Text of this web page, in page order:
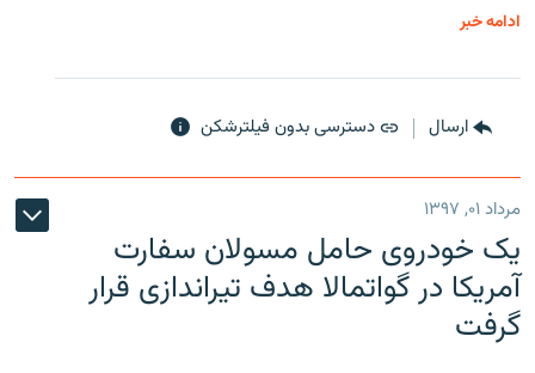
ادامه خبر
ارسال دسترسی بدون فیلترشکن
مرداد ۰۱, ۱۳۹۷
یک خودروی حامل مسولان سفارت
آمریکا در گواتمالا هدف تیراندازی قرار
گرفت